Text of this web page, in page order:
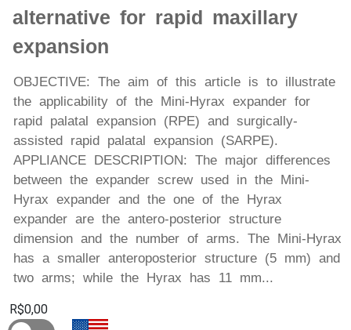
alternative for rapid maxillary
expansion
OBJECTIVE: The aim of this article is to illustrate
the applicability of the Mini-Hyrax expander for
rapid palatal expansion (RPE) and surgically-
assisted rapid palatal expansion (SARPE).
APPLIANCE DESCRIPTION: The major differences
between the expander screw used in the Mini-
Hyrax expander and the one of the Hyrax
expander are the antero-posterior structure
dimension and the number of arms. The Mini-Hyrax
has a smaller anteroposterior structure (5 mm) and
two arms; while the Hyrax has 11 mm...
R$0,00